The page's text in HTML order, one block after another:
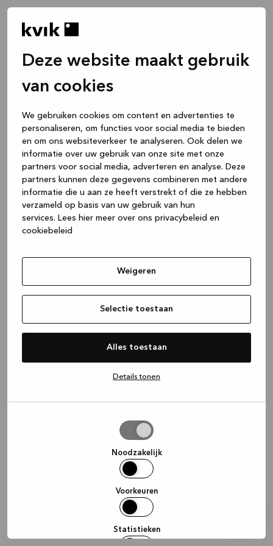
Deze website maakt gebruik
van cookies
We gebruiken cookies om content en advertenties te
personaliseren, om functies voor social media te bieden
en om ons websiteverkeer te analyseren. Ook delen we
informatie over uw gebruik van onze site met onze
partners voor social media, adverteren en analyse. Deze
partners kunnen deze gegevens combineren met andere
informatie die u aan ze heeft verstrekt of die ze hebben
verzameld op basis van uw gebruik van hun
services. Lees hier meer over ons privacybeleid en
cookiebeleid
Weigeren
Selectie toestaan
Alles toestaan
Details tonen
Noodzakelijk
Voorkeuren
Statistieken
(see the browser console for more
information).